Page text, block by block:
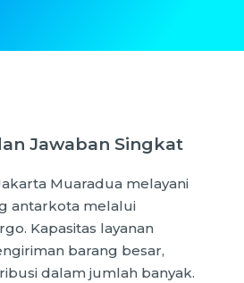
Jawaban Singkat
Muaradua melayani
antarkota melalui
Kapasitas layanan
barang besar,
dalam jumlah banyak.